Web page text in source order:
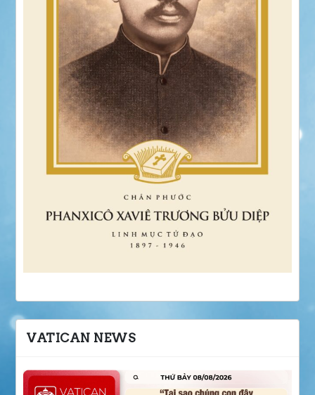
VATICAN NEWS